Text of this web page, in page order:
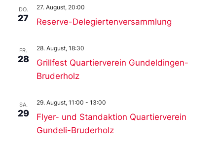
DO.
27 Reserve-Delegiertenversammlung
27. August, 20:00
FR.
28
Grillfest Quartierverein Gundeldingen-
Bruderholz
28. August, 18:30
SA.
29
Flyer- und Standaktion Quartierverein
Gundeli-Bruderholz
29. August, 11:00 - 13:00